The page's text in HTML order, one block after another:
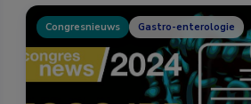
Congresnieuws Gastro-enterologie